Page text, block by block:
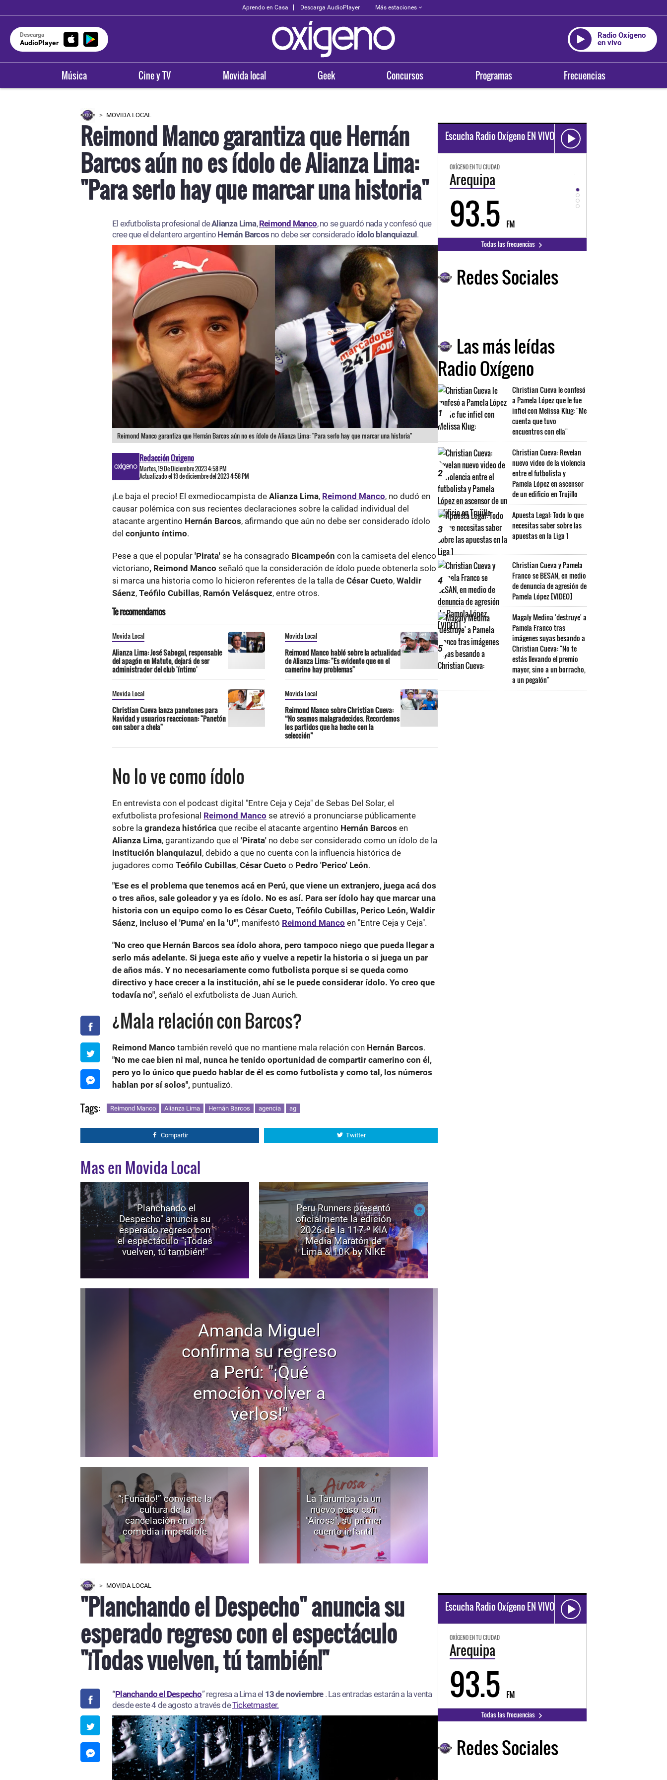
Aprendo en Casa Descarga AudioPlayer Más estaciones
Descarga
AudioPlayer
Radio Oxígeno
en vivo
Música Cine y TV Movida local Geek Concursos Programas Frecuencias
MOVIDA LOCAL
Reimond Manco garantiza que Hernán
Barcos aún no es ídolo de Alianza Lima:
"Para serlo hay que marcar una historia"
El exfutbolista profesional deAlianza Lima,Reimond Manco, no se guardó nada y confesó que
cree que el delantero argentino Hernán Barcos no debe ser considerado ídolo blanquiazul .
Reimond Manco garantiza que Hernán Barcos aún no es ídolo de Alianza Lima: "Para serlo hay que marcar una historia"
Redacción Oxigeno
Martes, 19 De Diciembre 2023 4:58 PM
Actualizado el 19 de diciembre del 2023 4:58 PM
¡Le baja el precio! El exmediocampista de Alianza Lima, Reimond Manco, no dudó en
causar polémica con sus recientes declaraciones sobre la calidad individual del
atacante argentino Hernán Barcos, afirmando que aún no debe ser considerado ídolo
del conjunto íntimo.
Pese a que el popular 'Pirata' se ha consagrado Bicampeón con la camiseta del elenco
victoriano, Reimond Manco señaló que la consideración de ídolo puede obtenerla solo
si marca una historia como lo hicieron referentes de la talla de César Cueto, Waldir
Sáenz, Teófilo Cubillas, Ramón Velásquez, entre otros.
Te recomendamos
Movida Local
Alianza Lima: José Sabogal, responsable
del apagón en Matute, dejará de ser
administrador del club 'íntimo'
Movida Local
Reimond Manco habló sobre la actualidad
de Alianza Lima: "Es evidente que en el
camerino hay problemas"
Movida Local
Christian Cueva lanza panetones para
Navidad y usuarios reaccionan: "Panetón
con sabor a chela"
Movida Local
Reimond Manco sobre Christian Cueva:
“No seamos malagradecidos. Recordemos
los partidos que ha hecho con la
selección”
No lo ve como ídolo
En entrevista con el podcast digital "Entre Ceja y Ceja" de Sebas Del Solar, el
exfutbolista profesional Reimond Manco se atrevió a pronunciarse públicamente
sobre la grandeza histórica que recibe el atacante argentino Hernán Barcos en
Alianza Lima, garantizando que el 'Pirata' no debe ser considerado como un ídolo de la
institución blanquiazul , debido a que no cuenta con la influencia histórica de
jugadores como Teófilo Cubillas, César Cueto o Pedro 'Perico' León.
"Ese es el problema que tenemos acá en Perú, que viene un extranjero, juega acá dos
o tres años, sale goleador y ya es ídolo. No es así. Para ser ídolo hay que marcar una
historia con un equipo como lo es César Cueto, Teófilo Cubillas, Perico León, Waldir
Sáenz, incluso el 'Puma' en la 'U'", manifestó Reimond Manco en "Entre Ceja y Ceja".
"No creo que Hernán Barcos sea ídolo ahora, pero tampoco niego que pueda llegar a
serlo más adelante. Si juega este año y vuelve a repetir la historia o si juega un par
de años más. Y no necesariamente como futbolista porque si se queda como
directivo y hace crecer a la institución, ahí se le puede considerar ídolo. Yo creo que
todavía no", señaló el exfutbolista de Juan Aurich.
¿Mala relación con Barcos?
Reimond Manco también reveló que no mantiene mala relación con Hernán Barcos.
"No me cae bien ni mal, nunca he tenido oportunidad de compartir camerino con él,
pero yo lo único que puedo hablar de él es como futbolista y como tal, los números
hablan por sí solos", puntualizó.
Tags: Reimond Manco Alianza Lima Hernán Barcos agencia ag
Compartir Twitter
Mas en Movida Local
"Planchando el
Despecho" anuncia su
esperado regreso con
el espectáculo "¡Todas
vuelven, tú también!"
Peru Runners presentó
oficialmente la edición
2026 de la 117.ª KIA
Media Maratón de
Lima & 10K by NIKE
Amanda Miguel
confirma su regreso
a Perú: "¡Qué
emoción volver a
verlos!"
“¡Funado!” convierte la
cultura de la
cancelación en una
comedia imperdible
La Tarumba da un
nuevo paso con
"Airosa", su primer
cuento infantil
Escucha Radio Oxígeno EN VIVO
OXÍGENO EN TU CIUDAD
Arequipa
93.5 FM
OXÍGENO EN TU CIUDAD
Trujillo
98.3 FM 94.3
Todas las frecuencias
Redes Sociales
Las más leídas
Radio Oxígeno
1
Christian Cueva le confesó
a Pamela López que le fue
infiel con Melissa Klug: "Me
cuenta que tuvo
encuentros con ella"
2
Christian Cueva: Revelan
nuevo video de la violencia
entre el futbolista y
Pamela López en ascensor
de un edificio en Trujillo
3
Apuesta Legal: Todo lo que
necesitas saber sobre las
apuestas en la Liga 1
4
Christian Cueva y Pamela
Franco se BESAN, en medio
de denuncia de agresión de
Pamela López [VIDEO]
5
Magaly Medina 'destruye' a
Pamela Franco tras
imágenes suyas besando a
Christian Cueva: "No te
estás llevando el premio
mayor, sino a un borracho,
a un pegalón"
MOVIDA LOCAL
"Planchando el Despecho" anuncia su
esperado regreso con el espectáculo
"¡Todas vuelven, tú también!"
“Planchando el Despecho” regresa a Lima el 13 de noviembre . Las entradas estarán a la venta
desde este 4 de agosto a través deTicketmaster.
Escucha Radio Oxígeno EN VIVO
OXÍGENO EN TU CIUDAD
Arequipa
93.5 FM
Todas las frecuencias
Redes Sociales